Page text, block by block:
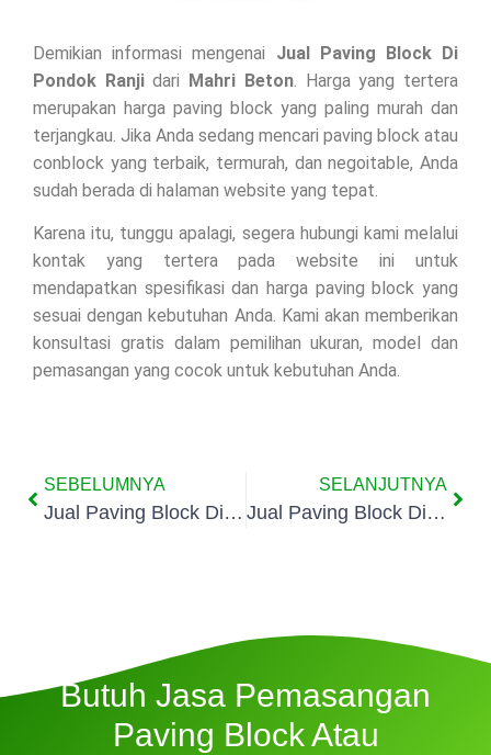
Demikian informasi mengenai Jual Paving Block Di
Pondok Ranjidari Mahri Beton. Harga yang tertera
merupakan harga paving block yang paling murah dan
terjangkau. Jika Anda sedang mencari paving block atau
conblock yang terbaik, termurah, dan negoitable, Anda
sudah berada di halaman website yang tepat.
Karena itu, tunggu apalagi, segera hubungi kami melalui
kontak yang tertera pada website ini untuk
mendapatkan spesifikasi dan harga paving block yang
sesuai dengan kebutuhan Anda. Kami akan memberikan
konsultasi gratis dalam pemilihan ukuran, model dan
pemasangan yang cocok untuk kebutuhan Anda.
SEBELUMNYA
Jual Paving Block Di Pisangan
SELANJUTNYA
Jual Paving Block Di Rempoa
Butuh Jasa Pemasangan
Paving Block Atau